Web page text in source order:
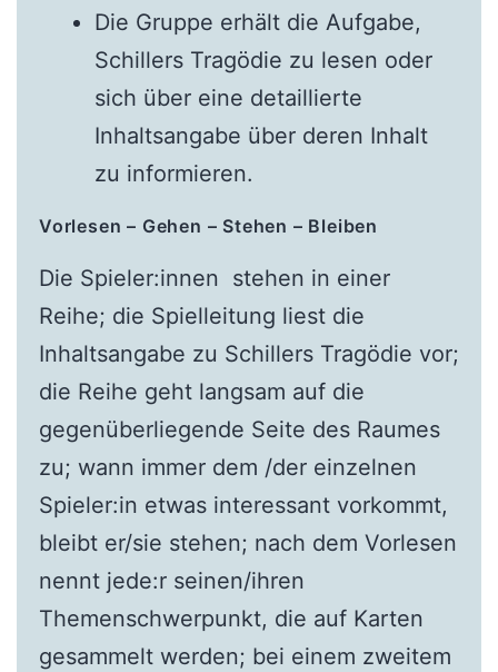
Die Gruppe erhält die Aufgabe,
Schillers Tragödie zu lesen oder
sich über eine detaillierte
Inhaltsangabe über deren Inhalt
zu informieren.
Vorlesen – Gehen – Stehen – Bleiben
Die Spieler:innen stehen in einer
Reihe; die Spielleitung liest die
Inhaltsangabe zu Schillers Tragödie vor;
die Reihe geht langsam auf die
gegenüberliegende Seite des Raumes
zu; wann immer dem /der einzelnen
Spieler:in etwas interessant vorkommt,
bleibt er/sie stehen; nach dem Vorlesen
nennt jede:r seinen/ihren
Themenschwerpunkt, die auf Karten
gesammelt werden; bei einem zweitem